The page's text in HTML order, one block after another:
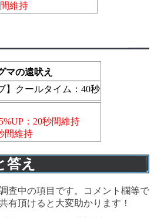
維持
マの遠吠え
】
クールタイム：40秒
：20秒間維持
間維持
答え
査中の項目です。コメント欄等で
有頂けると大変助かります！